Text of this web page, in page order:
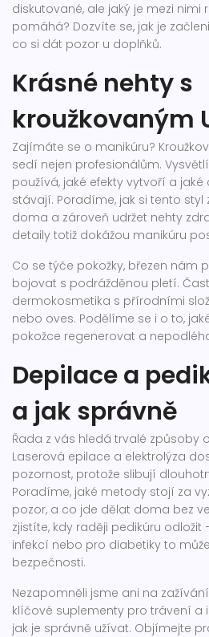
diskutované, ale jaký je mezi nimi
pomáhá? Dozvíte se, jak je
co si dát pozor u doplňků.
Krásné nehty s
kroužkovaným
Zajímáte se o manikúru?
sedí nejen profesionálům.
používá, jaké efekty vytvoří a
stávají. Poradíme, jak si tento styl
doma a zároveň udržet nehty
detaily totiž dokážou manikúru
Co se týče pokožky, březen nám
bojovat s podrážděnou pletí.
dermokosmetika s přírodními
nebo oves. Podělíme se i o to,
pokožce regenerovat a
Depilace a
a jak správně
Řada z vás hledá trvalé způsoby
Laserová epilace a elektrolýza
pozornost, protože slibují
Poradíme, jaké metody stojí za
pozor, a co jde dělat doma bez
zjistíte, kdy raději pedikúru
infekcí nebo pro diabetiky to
bezpečnosti.
Nezapomněli jsme ani na
klíčové suplementy pro trávení a
jak je správně užívat. Objímejte